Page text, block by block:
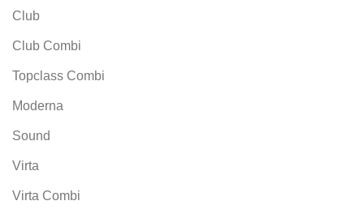
Club
Club Combi
Topclass Combi
Moderna
Sound
Virta
Virta Combi